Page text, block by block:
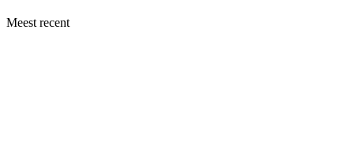
Meest recent